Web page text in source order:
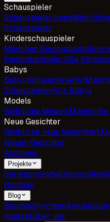
Schauspieler
Schauspielerinnen
Schauspieler
Kinderschauspieler
Mädchen
KinderdarstellerAlle
Babys
Baby-Schauspielerin
SchauspielerAlle Babys
Models
Weibliche ModelsMännliche
Neue Gesichter
Weibliche neue Gesichter
Neuen Gesichter
Anzeigen
Projekte
SerienprojekteKinoprojekte
Hostess
Blog
BlogNachrichten
KontaktÜber uns